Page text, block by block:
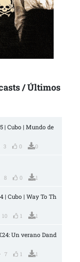
/ Últimos
| Cubo | Mundo de
3 0 0
8 0 1
| Cubo | Way To Th
10 1 1
Un verano Dand
7 1 1